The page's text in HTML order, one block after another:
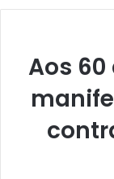
Aos 60